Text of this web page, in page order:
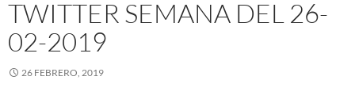
TWITTER SEMANA DEL 26-
02-2019
26 FEBRERO, 2019